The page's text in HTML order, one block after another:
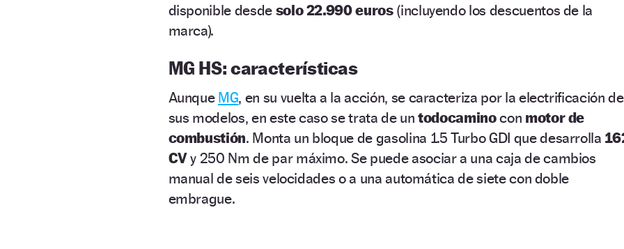
disponible desde solo 22.990 euros(incluyendo los descuentos de la
marca).
MG HS: características
Aunque MG, en su vuelta a la acción, se caracteriza por la electrificación de
sus modelos, en este caso se trata de untodocaminocon motor de
combustión. Monta un bloque de gasolina 1.5 Turbo GDI que desarrolla
CVy 250 Nm de par máximo. Se puede asociar a una caja de cambios
manual de seis velocidades o a una automática de siete con doble
embrague.